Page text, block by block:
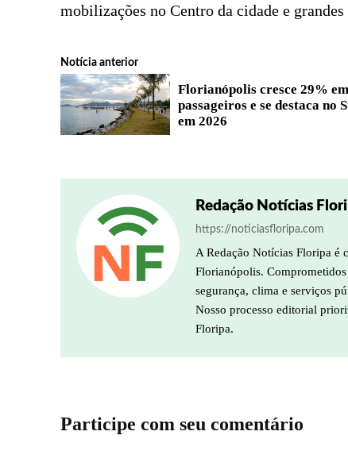
mobilizações no Centro da cidade e
Notícia anterior
Florianópolis cresce 29% em
passageiros e se destaca no
em 2026
Redação Notícias
https://noticiasfloripa.com
A Redação Notícias Floripa é
Florianópolis.
segurança, clima e serviços
Nosso processo editorial
Floripa.
Participe com seu comentário